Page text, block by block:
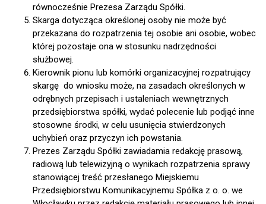
równocześnie Prezesa Zarządu Spółki.
Skarga dotycząca określonej osoby nie może być
przekazana do rozpatrzenia tej osobie ani osobie, wobec
której pozostaje ona w stosunku nadrzędności
służbowej.
Kierownik pionu lub komórki organizacyjnej rozpatrujący
skargę do wniosku może, na zasadach określonych w
odrębnych przepisach i ustaleniach wewnętrznych
przedsiębiorstwa spółki, wydać polecenie lub podjąć inne
stosowne środki, w celu usunięcia stwierdzonych
uchybień oraz przyczyn ich powstania.
Prezes Zarządu Spółki zawiadamia redakcję prasową,
radiową lub telewizyjną o wynikach rozpatrzenia sprawy
stanowiącej treść przesłanego Miejskiemu
Przedsiębiorstwu Komunikacyjnemu Spółka z o. o. we